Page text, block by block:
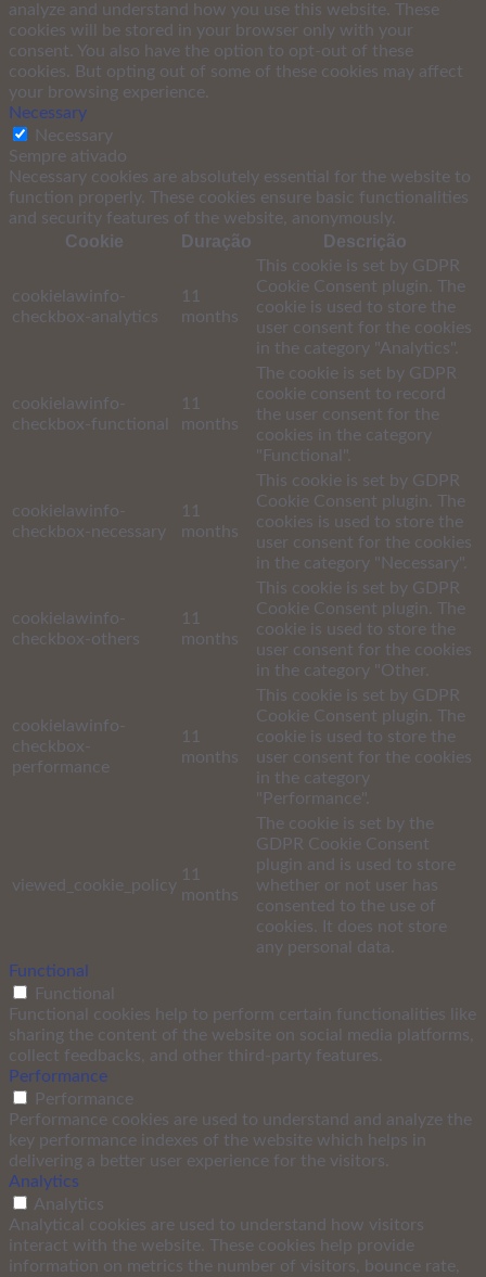
analyze and understand how you use this website. These
cookies will be stored in your browser only with your
consent. You also have the option to opt-out of these
cookies. But opting out of some of these cookies may affect
your browsing experience.
Necessary
Necessary
Sempre ativado
Necessary cookies are absolutely essential for the website to
function properly. These cookies ensure basic functionalities
and security features of the website, anonymously.
Cookie Duração Descrição
cookielawinfo-
checkbox-analytics
11
months
This cookie is set by GDPR
Cookie Consent plugin. The
cookie is used to store the
user consent for the cookies
in the category "Analytics".
cookielawinfo-
checkbox-functional
11
months
The cookie is set by GDPR
cookie consent to record
the user consent for the
cookies in the category
"Functional".
cookielawinfo-
checkbox-necessary
11
months
This cookie is set by GDPR
Cookie Consent plugin. The
cookies is used to store the
user consent for the cookies
in the category "Necessary".
cookielawinfo-
checkbox-others
11
months
This cookie is set by GDPR
Cookie Consent plugin. The
cookie is used to store the
user consent for the cookies
in the category "Other.
cookielawinfo-
checkbox-
performance
11
months
This cookie is set by GDPR
Cookie Consent plugin. The
cookie is used to store the
user consent for the cookies
in the category
"Performance".
viewed_cookie_policy
11
months
The cookie is set by the
GDPR Cookie Consent
plugin and is used to store
whether or not user has
consented to the use of
cookies. It does not store
any personal data.
Functional
Functional
Functional cookies help to perform certain functionalities like
sharing the content of the website on social media platforms,
collect feedbacks, and other third-party features.
Performance
Performance
Performance cookies are used to understand and analyze the
key performance indexes of the website which helps in
delivering a better user experience for the visitors.
Analytics
Analytics
Analytical cookies are used to understand how visitors
interact with the website. These cookies help provide
information on metrics the number of visitors, bounce rate,